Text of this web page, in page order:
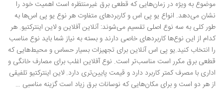
موضوع به ویژه در زمان‌هایی که قطعی برق غیرمنتظره است اهمیت خود را
نشان می‌دهد. انواع یو پی اس و کاربردهای متفاوت هر نوع یو پی اس‌ها به
طور کلی به سه نوع اصلی تقسیم می‌شوند: آنلاین آفلاین و لاین اینترکتیو. هر
کدام از این نوع‌ها کاربردهای خاصی دارند و بسته به نیاز شما باید نوع مناسب
را انتخاب کنید.یو پی اس آنلاین برای تجهیزات بسیار حساس و محیط‌هایی که
قطعی برق مکرر است مناسب‌تر است. نوع آفلاین اغلب برای مصارف خانگی و
اداری با مصرف کمتر کاربرد دارد و قیمت پایین‌تری دارد. لاین اینترکتیو تلفیقی
از هر دو است و برای مکان‌هایی که نوسانات برق زیاد است گزینه مناسبی …